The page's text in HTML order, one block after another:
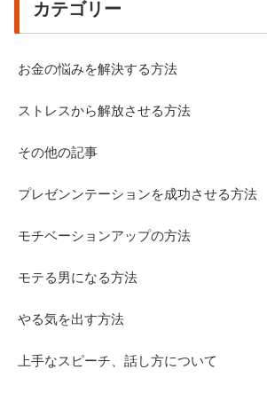
カテゴリー
お金の悩みを解決する方法
ストレスから解放させる方法
その他の記事
プレゼンンテーションを成功させる方法
モチベーションアップの方法
モテる男になる方法
やる気を出す方法
上手なスピーチ、話し方について